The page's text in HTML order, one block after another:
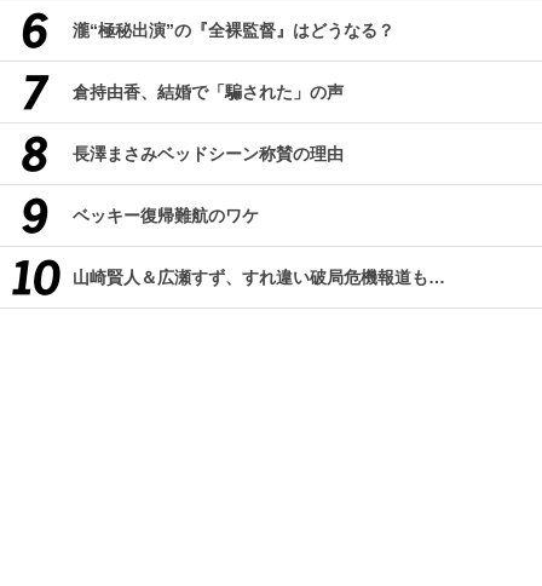
瀧“極秘出演”の『全裸監督』はどうなる？
倉持由香、結婚で「騙された」の声
長澤まさみベッドシーン称賛の理由
ベッキー復帰難航のワケ
山崎賢人＆広瀬すず、すれ違い破局危機報道も…